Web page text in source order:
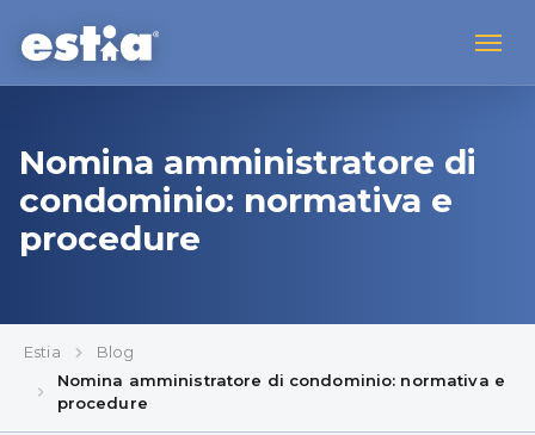
Nomina amministratore di
condominio: normativa e
procedure
Estia
Blog
Nomina amministratore di condominio: normativa e
procedure